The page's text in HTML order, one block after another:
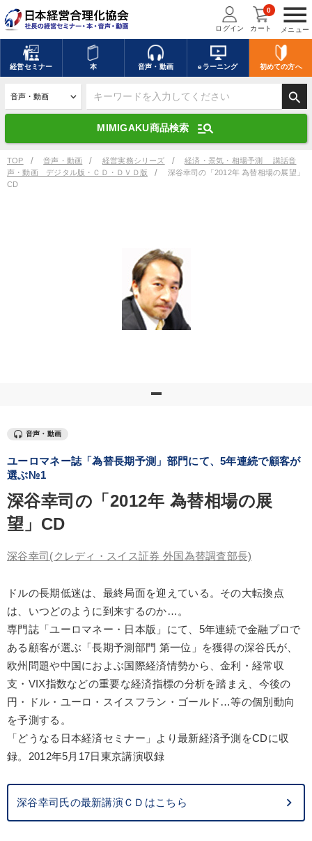
menu
メニュー
ログイン カート
0
経営セミナー 本 音声・動画 eラーニング 初めての方へ
search
MIMIGAKU商品検索 manage_search
キーワードを入力して探す
デジタル版対応のみ検索結果に表示する
search 上記の条件で検索
事業家のロマンと経営
【4月】音声・映像 音声と動画で学ぶ 【5月】音声・映像
後継社長・アトツギ
全国経営者セミナー収録〈売れ筋・人気〉音声＆動画20選
大竹愼一書籍
業種
製造業 卸売・小売・飲食業 建設・不動産業
IT・サービス・金融業 コンサルタント 専門家
キーワード
マーケティング M&A スポーツ関連 FCビジネス
TOP 音声・動画 経営実務シリーズ
経済・景気・相場予測 講話音
声・動画 デジタル版・ＣＤ・ＤＶＤ版
深谷幸司の「2012年 為替相場の展望」
CD
音声・動画
ユーロマネー誌「為替長期予測」部門にて、5年連続で顧客が
選ぶ№1
深谷幸司の「2012年 為替相場の展
望」CD
深谷幸司 (クレディ・スイス証券 外国為替調査部長)
ドルの長期低迷は、最終局面を迎えている。その大転換点
は、いつどのように到来するのか…。
専門誌「ユーロマネー・日本版」にて、5年連続で金融プロで
ある顧客が選ぶ「長期予測部門 第一位」を獲得の深谷氏が、
欧州問題や中国におよぶ国際経済情勢から、金利・経常収
支・VIX指数などの重要な経済指標の分析を踏まえ、今後の
円・ドル・ユーロ・スイスフラン・ゴールド…等の個別動向
を予測する。
「どうなる日本経済セミナー」より最新経済予測をCDに収
録。2012年5月17日東京講演収録
深谷幸司氏の最新講演ＣＤはこちら